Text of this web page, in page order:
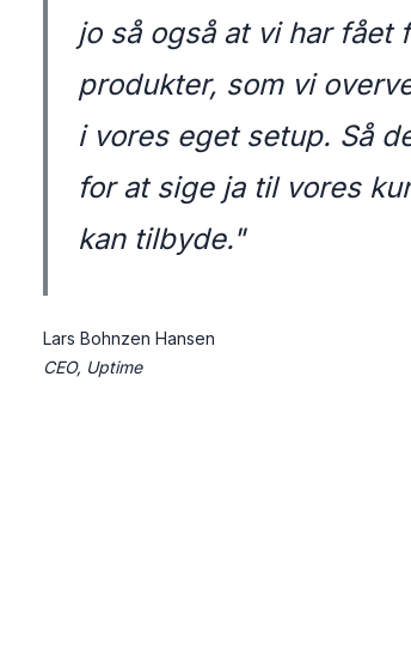
jo så også at vi har
produkter, som vi
i vores eget setup. Så
for at sige ja til vores
kan tilbyde."
Lars Bohnzen Hansen
CEO, Uptime